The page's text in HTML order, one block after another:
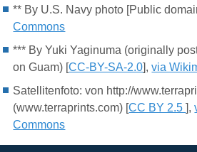
** By U.S. Navy photo [Public
Commons
*** By Yuki Yaginuma (originally
on Guam) [CC-BY-SA-2.0],via
Satellitenfoto: von http://
(www.terraprints.com) [CC BY 2.5],
Commons